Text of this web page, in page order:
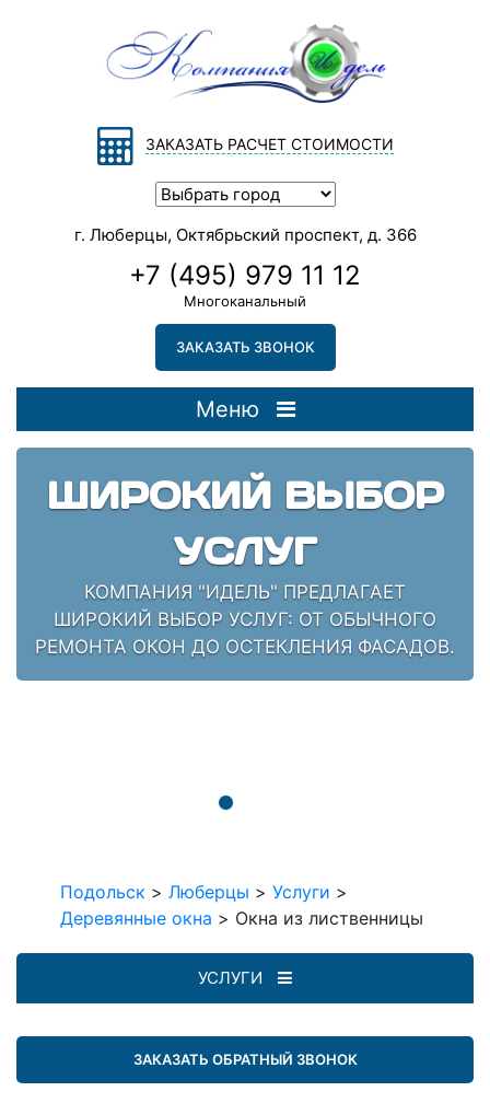
ЗАКАЗАТЬ РАСЧЕТ СТОИМОСТИ
г. Люберцы, Октябрьский проспект, д. 366
+7 (495) 979 11 12
Многоканальный
ЗАКАЗАТЬ ЗВОНОК
Меню
ШИРОКИЙ ВЫБОР
УСЛУГ
КОМПАНИЯ "ИДЕЛЬ" ПРЕДЛАГАЕТ
ШИРОКИЙ ВЫБОР УСЛУГ: ОТ ОБЫЧНОГО
РЕМОНТА ОКОН ДО ОСТЕКЛЕНИЯ ФАСАДОВ.
Подольск > Люберцы > Услуги >
Деревянные окна > Окна из лиственницы
УСЛУГИ
ЗАКАЗАТЬ ОБРАТНЫЙ ЗВОНОК